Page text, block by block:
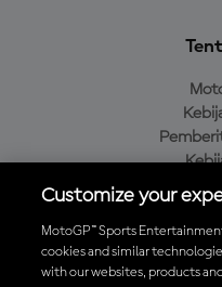
Unduh
Customize your
MotoGP™ Sports
cookies and similar
with our websites, products